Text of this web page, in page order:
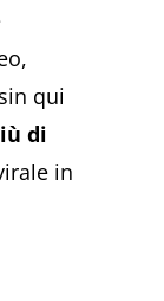
qui
di
in